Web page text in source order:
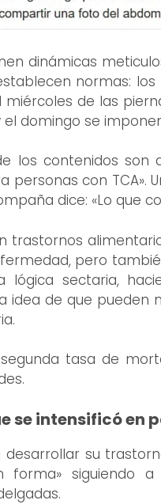
dinámicas
normas:
de las
el domingo se
los contenidos
personas con TCA».
dice: «Lo que
trastornos
pero
lógica sectaria,
idea de que pueden
tasa de
se intensificó en
su
forma» siguiendo